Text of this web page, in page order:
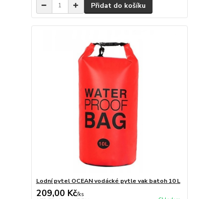
Přidat do košíku
Lodní pytel OCEAN vodácké pytle vak batoh 10 L
209,00 Kč/ks